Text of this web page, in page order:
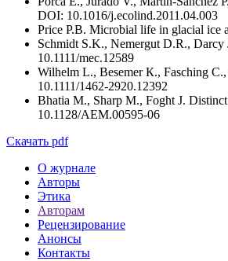
DOI: 10.1016/j.ecolind.2011.04.003
Price P.B. Microbial life in glacial ice
Schmidt S.K., Nemergut D.R., Darcy
10.1111/mec.12589
Wilhelm L., Besemer К., Fasching
10.1111/1462-2920.12392
Bhatia M., Sharp M., Foght J.
10.1128/AEM.00595-06
Скачать pdf
О журнале
Авторы
Этика
Авторам
Рецензирование
Анонсы
Контакты